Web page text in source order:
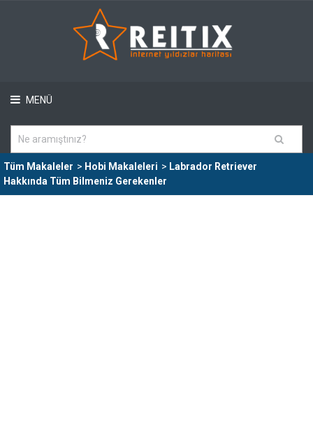
MENÜ
Tüm Makaleler > Hobi Makaleleri > Labrador Retriever
Hakkında Tüm Bilmeniz Gerekenler